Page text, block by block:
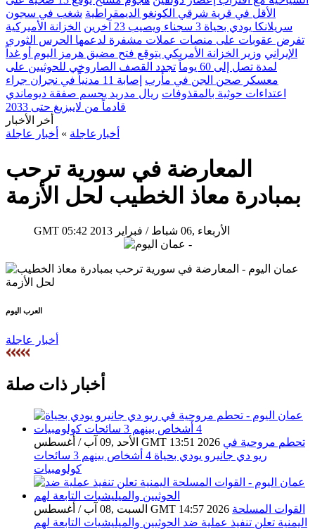
الأقل في قرية شرقي الكونغو الديمقراطية شغب في سجون
سريلانكا يودي بحياة 3 سجناء ويصيب 23 آخرين
الخزانة الأميركية
تفرض عقوبات على منصات عملات مشفرة لدعمها الحرس الثوري
الإيراني وزير الخزانة الأمريكي يتوقع فتح مضيق هرمز اليوم أو غداً
لمدة تصل إلى 60 يوماً
تجدد القصف الصاروخي للحوثيين على
معسكر صحن الجن في مأرب
إصابة 11 مدنياً في نجران جراء
اعتداءات حوثية بالمقذوفات ريال مدريد يحسم صفقة ديوماندي
قادماً من لايبزيغ حتى 2033
أخر الأخبار
أخبارعاجلة » أخبار عاجلة
المعارضة في سورية ترحب
بمبادرة معاذ الخطيب لحل الأزمة
GMT 05:42 2013 الأربعاء ,06 شباط / فبراير
العرب اليوم
أخبار عاجلة
أخبار ذات صلة
الأحد ,09 آب / أغسطس GMT 13:51 2026 تحطم مروحية في
ريو دي جانيرو يودي بحياة 4 أشخاص بينهم 3 سائحات
كولومبيات
السبت ,08 آب / أغسطس GMT 14:57 2026 القوات المسلحة
اليمنية تعلن تنفيذ عملية ضد الحوثيين والميليشيات التابعة لهم